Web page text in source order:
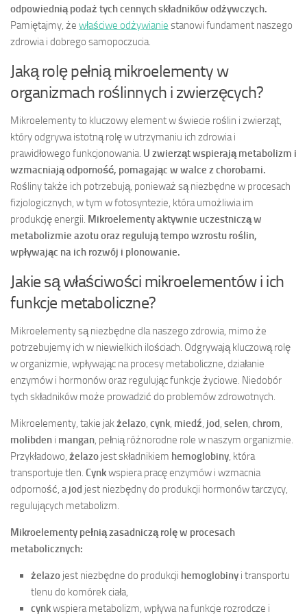
odpowiednią podaż tych cennych składników odżywczych.
Pamiętajmy, że właściwe odżywianie stanowi fundament naszego
zdrowia i dobrego samopoczucia.
Jaką rolę pełnią mikroelementy w
organizmach roślinnych i zwierzęcych?
Mikroelementy to kluczowy element w świecie roślin i zwierząt,
który odgrywa istotną rolę w utrzymaniu ich zdrowia i
prawidłowego funkcjonowania. U zwierząt wspierają metabolizm i
wzmacniają odporność, pomagając w walce z chorobami.
Rośliny także ich potrzebują, ponieważ są niezbędne w procesach
fizjologicznych, w tym w fotosyntezie, która umożliwia im
produkcję energii. Mikroelementy aktywnie uczestniczą w
metabolizmie azotu oraz regulują tempo wzrostu roślin,
wpływając na ich rozwój i plonowanie.
Jakie są właściwości mikroelementów i ich
funkcje metaboliczne?
Mikroelementy są niezbędne dla naszego zdrowia, mimo że
potrzebujemy ich w niewielkich ilościach. Odgrywają kluczową rolę
w organizmie, wpływając na procesy metaboliczne, działanie
enzymów i hormonów oraz regulując funkcje życiowe. Niedobór
tych składników może prowadzić do problemów zdrowotnych.
Mikroelementy, takie jakżelazo, cynk, miedź, jod, selen, chrom,
molibden i mangan, pełnią różnorodne role w naszym organizmie.
Przykładowo, żelazo jest składnikiem hemoglobiny, która
transportuje tlen. Cynkwspiera pracę enzymów i wzmacnia
odporność, ajod jest niezbędny do produkcji hormonów tarczycy,
regulujących metabolizm.
Mikroelementy pełnią zasadniczą rolę w procesach
metabolicznych:
żelazo jest niezbędne do produkcji hemoglobiny i transportu
tlenu do komórek ciała,
cynkwspiera metabolizm, wpływa na funkcje rozrodcze i